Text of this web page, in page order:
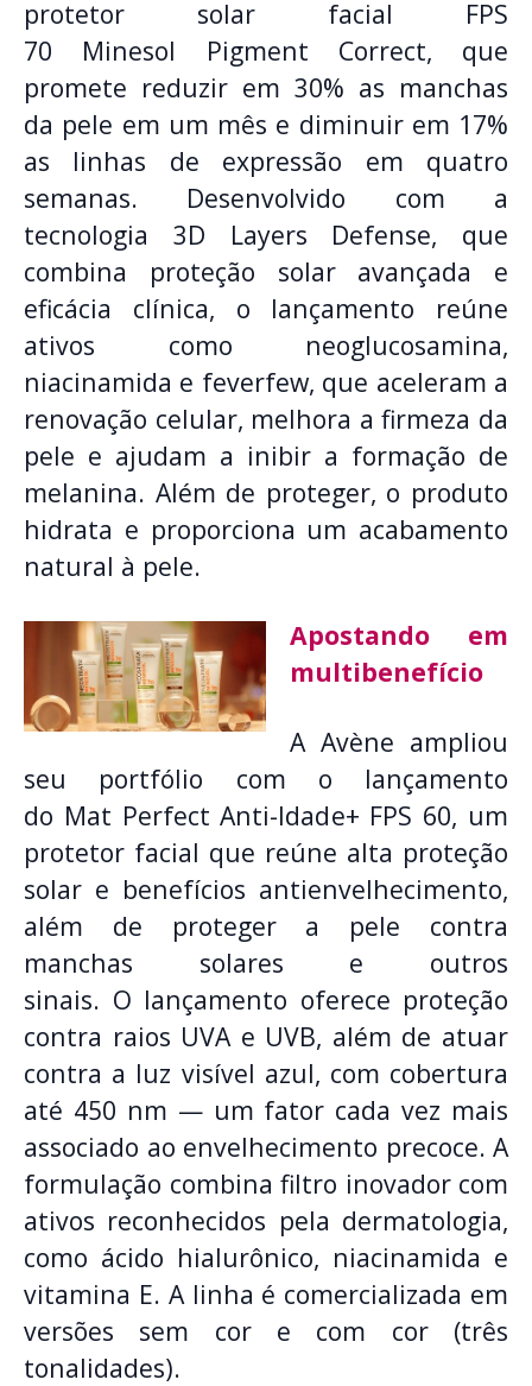
protetor solar facial FPS
70 Minesol Pigment Correct, que
promete reduzir em 30% as manchas
da pele em um mês e diminuir em 17%
as linhas de expressão em quatro
semanas. Desenvolvido com a
tecnologia 3D Layers Defense, que
combina proteção solar avançada e
eficácia clínica, o lançamento reúne
ativos como neoglucosamina,
niacinamida e feverfew, que aceleram a
renovação celular, melhora a firmeza da
pele e ajudam a inibir a formação de
melanina. Além de proteger, o produto
hidrata e proporciona um acabamento
natural à pele.
Apostando em
multibenefício
A Avène ampliou
seu portfólio com o lançamento
do Mat Perfect Anti-Idade+ FPS 60, um
protetor facial que reúne alta proteção
solar e benefícios antienvelhecimento,
além de proteger a pele contra
manchas solares e outros
sinais. O lançamento oferece proteção
contra raios UVA e UVB, além de atuar
contra a luz visível azul, com cobertura
até 450 nm — um fator cada vez mais
associado ao envelhecimento precoce. A
formulação combina filtro inovador com
ativos reconhecidos pela dermatologia,
como ácido hialurônico, niacinamida e
vitamina E. A linha é comercializada em
versões sem cor e com cor (três
tonalidades).